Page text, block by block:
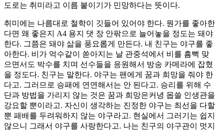
도로는 취미라고 이름 붙이기가 민망하다는 뜻이다.
취미에는 나름대로 철학이 깃들어 있어야 한다. 뭔가를 좋아한
다면 왜 좋은지 A4 용지 댓 장 안팎으로 늘어놓을 정도는 돼야
한다. 그쯤은 돼야 삶을 풍요롭게 만든다. 내 친구는 야구를 좋
아한다. 비가 억수같이 쏟아지는 날 관중석에서 비를 흠뻑 맞
으면서도 박수를 치며 선수들을 응원해서 방송 카메라에 잡혔
을 정도다. 친구는 말한다. 야구는 팬에게 꿈과 희망을 줘야 한
다고. 그러므로 승패에 연연해서는 안 된다고. 승리를 위해 수
단과 방법을 가리지 않는 것은 꿈과 희망은커녕 몹쓸 인생관을
강요할 뿐이라고. 자신이 생각하는 진정한 야구는 최선을 다할
뿐 패배를 두려워하지 않는 야구라고. 현실에서 그러기는 쉽지
않으니 그래서 야구를 사랑한다고. 나는 친구의 야구관이 멋지